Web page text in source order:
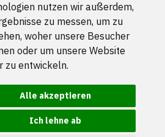
nutzen wir außerdem,
zu messen, um zu
woher unsere Besucher
oder um unsere Website
zu entwickeln.
Alle akzeptieren
Ich lehne ab
SIE UNS